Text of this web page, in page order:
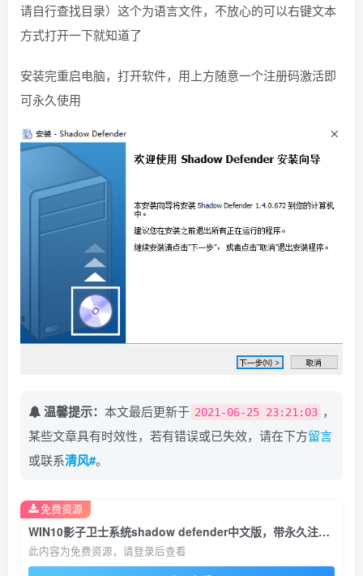
请自行查找目录）这个为语言文件，不放心的可以右键文本
方式打开一下就知道了
安装完重启电脑，打开软件，用上方随意一个注册码激活即
可永久使用
温馨提示： 本文最后更新于 2021-06-25 23:21:03 ，
某些文章具有时效性，若有错误或已失效，请在下方留言
或联系清风#。
WIN10影子卫士系统shadow defender中文版，带永久注册码
此内容为免费资源，请登录后查看
免费资源